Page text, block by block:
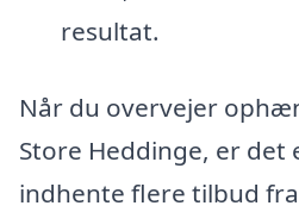
resultat.
Når du overvejer
Store Heddinge, er det
indhente flere tilbud